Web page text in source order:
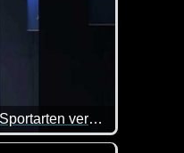
Wenn ich olympische Sportarten versuche, sei es wie...